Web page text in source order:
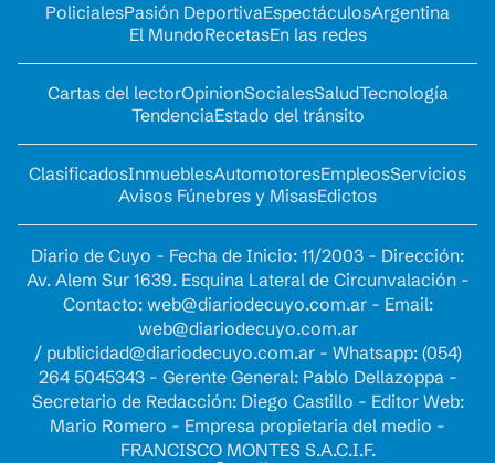
PolicialesPasión DeportivaEspectáculosArgentina
El MundoRecetasEn las redes
Cartas del lectorOpinionSocialesSaludTecnología
TendenciaEstado del tránsito
ClasificadosInmueblesAutomotoresEmpleosServicios
Avisos Fúnebres y MisasEdictos
Diario de Cuyo - Fecha de Inicio: 11/2003 - Dirección:
Av. Alem Sur 1639. Esquina Lateral de Circunvalación -
Contacto: web@diariodecuyo.com.ar- Email:
web@diariodecuyo.com.ar
/ publicidad@diariodecuyo.com.ar- Whatsapp: (054)
264 5045343 - Gerente General: Pablo Dellazoppa -
Secretario de Redacción: Diego Castillo - Editor Web:
Mario Romero - Empresa propietaria del medio -
FRANCISCO MONTES S.A.C.I.F.